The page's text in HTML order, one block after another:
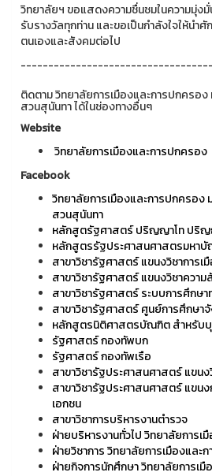
วิทยาลัยฯ ขอแสดงความชื่นชมในความมุ่ง
รับรางวัลทุกท่าน และขอเป็นกำลังใจให้น
ตนเองและสังคมต่อไป
ติดตาม วิทยาลัยการเมืองและการปกครอ
สวนสุนันทา ได้ในช่องทางอื่นๆ
Website
วิทยาลัยการเมืองและการปกครอง
Facebook
วิทยาลัยการเมืองและการปกครอง
สวนสุนันทา
หลักสูตรัฐศาสตร์ ปริญญาโท ปริญ
หลักสูตรรัฐประศาสนศาสตรมหา
สาขาวิชารัฐศาสตร์ แขนงวิชาการ
สาขาวิชารัฐศาสตร์ แขนงวิชาความ
สาขาวิชารัฐศาสตร์ ระบบการศึกษา
สาขาวิชารัฐศาสตร์ ศูนย์การศึกษา
หลักสูตรนิติศาสตรบัณฑิต สำหรับบุ
รัฐศาสตร์ กองทัพบก
รัฐศาสตร์ กองทัพเรือ
สาขาวิชารัฐประศาสนศาสตร์ แขน
สาขาวิชารัฐประศาสนศาสตร์ แขน
เอกชน
สาขาวิชาการบริหารงานตำรวจ
ฝ่ายบริหารงานทั่วไป วิทยาลัยการเ
ฝ่ายวิชาการ วิทยาลัยการเมืองและ
ฝ่ายกิจการนักศึกษา วิทยาลัยการเ